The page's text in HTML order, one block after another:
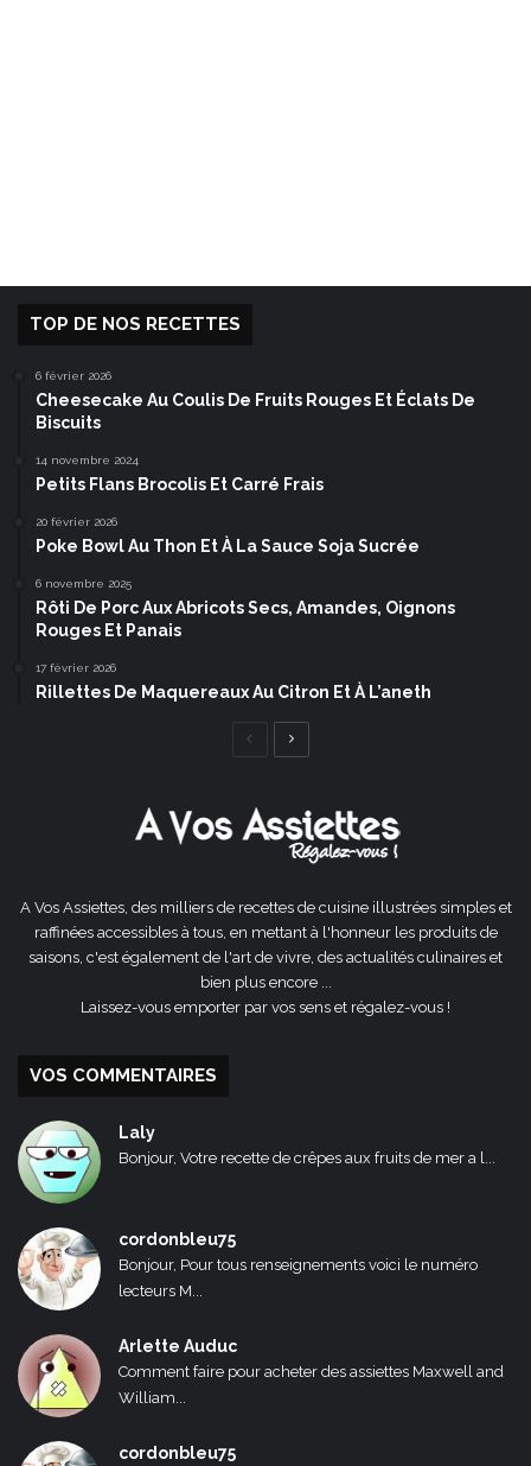
TOP DE NOS RECETTES
6 février 2026
Cheesecake Au Coulis De Fruits Rouges Et Éclats De
Biscuits
14 novembre 2024
Petits Flans Brocolis Et Carré Frais
20 février 2026
Poke Bowl Au Thon Et À La Sauce Soja Sucrée
6 novembre 2025
Rôti De Porc Aux Abricots Secs, Amandes, Oignons
Rouges Et Panais
17 février 2026
Rillettes De Maquereaux Au Citron Et À L’aneth
Page
A Vos Assiettes, des milliers de recettes de cuisine illustrées simples et
raffinées accessibles à tous, en mettant à l'honneur les produits de
saisons, c'est également de l'art de vivre, des actualités culinaires et
bien plus encore ...
Laissez-vous emporter par vos sens et régalez-vous !
VOS COMMENTAIRES
Laly
Bonjour, Votre recette de crêpes aux fruits de mer a l...
cordonbleu75
Bonjour, Pour tous renseignements voici le numéro
lecteurs M...
Arlette Auduc
Comment faire pour acheter des assiettes Maxwell and
William...
cordonbleu75